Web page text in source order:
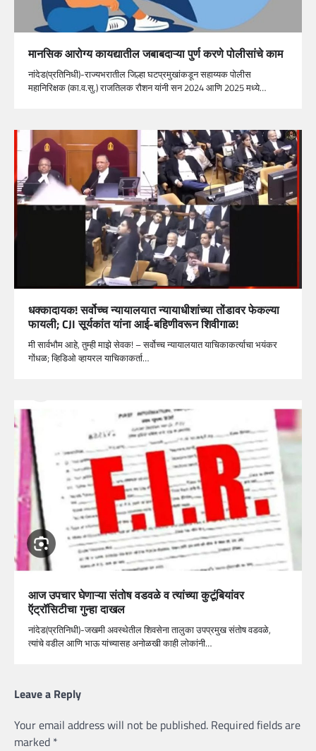
मानसिक आरोग्य कायद्यातील जबाबदाऱ्या पुर्ण करणे पोलीसांचे काम
नांदेड(प्रतिनिधी)-राज्यभरातील जिल्हा घटप्रमुखांकडून सहाय्यक पोलीस
महानिरिक्षक (का.व.सु.) राजतिलक रौशन यांनी सन 2024 आणि 2025 मध्ये…
धक्कादायक! सर्वोच्च न्यायालयात न्यायाधीशांच्या तोंडावर फेकल्या
फायली; CJI सूर्यकांत यांना आई-बहिणीवरून शिवीगाळ!
मी सार्वभौम आहे, तुम्ही माझे सेवक! – सर्वोच्च न्यायालयात याचिकाकर्त्याचा भयंकर
गोंधळ; व्हिडिओ व्हायरल याचिकाकर्ता…
आज उपचार घेणाऱ्या संतोष वडवळे व त्यांच्या कुटूंबियांवर
ऍट्रॉसिटीचा गुन्हा दाखल
नांदेड(प्रतिनिधी)-जखमी अवस्थेतील शिवसेना तालुका उपप्रमुख संतोष वडवळे,
त्यांचे वडील आणि भाऊ यांच्यासह अनोळखी काही लोकांनी…
Leave a Reply
Your email address will not be published. Required fields are
marked *